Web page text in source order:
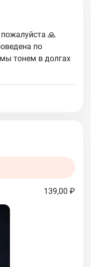
🙏
по
тонем в долгах
139,00 ₽